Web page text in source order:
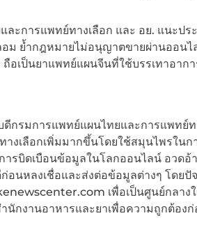
ละการแพทย์ทางเลือก และ อย. แนะป
อม ย้ำกฎหมายไม่อนุญาตขายผ่านออน
ถือเป็นยาแพทย์แผนจีนที่ใช้บรรเทาอาก
กรมการแพทย์แผนไทยและการแพทย์
างเลือกเพิ่มมากขึ้นโดยใช้สมุนไพรใ
รบิดเบือนข้อมูลในโลกออนไลน์ อวดอ้
อนหลงเชื่อและส่งต่อข้อมูลต่างๆ โดย
เพื่อเป็นศูนย์กลา
นักงานอาหารและยาเพื่อความถูกต้อง